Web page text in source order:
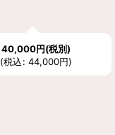
40,000円(税別)
(税込: 44,000円)